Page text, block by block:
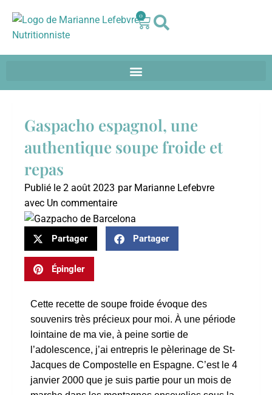
0
Gaspacho espagnol, une
authentique soupe froide et
repas
Publié le 2 août 2023 par Marianne Lefebvre
avec Un commentaire
Partager Partager
Épingler
Cette recette de soupe froide évoque des
souvenirs très précieux pour moi. À une période
lointaine de ma vie, à peine sortie de
l’adolescence, j’ai entrepris le pèlerinage de St-
Jacques de Compostelle en Espagne. C’est le 4
janvier 2000 que je suis partie pour un mois de